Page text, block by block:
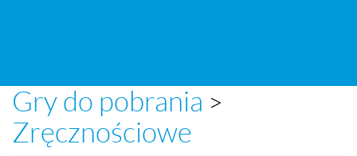
Gry do pobrania >
Zręcznościowe